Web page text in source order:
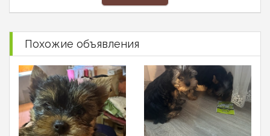
Похожие объявления